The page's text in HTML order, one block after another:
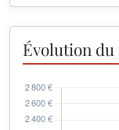
Évolution du